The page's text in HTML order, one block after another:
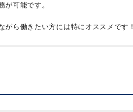
が可能です。
ら働きたい方には特にオススメです！